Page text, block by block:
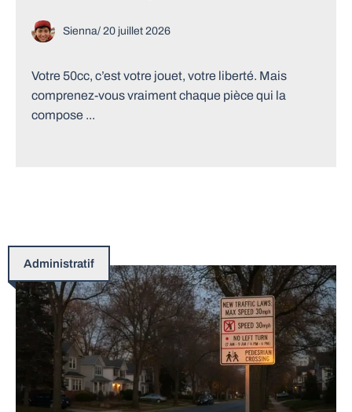
Sienna/ 20 juillet 2026
Votre 50cc, c’est votre jouet, votre liberté. Mais
comprenez-vous vraiment chaque pièce qui la
compose ...
Administratif